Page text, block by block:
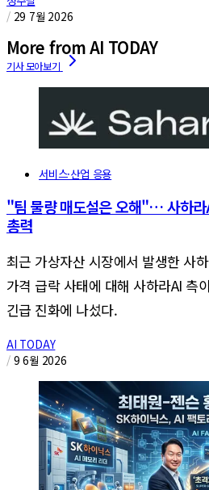
/ 29 7월 2026
More from AI TODAY
서비스·산업 응용
"팀 물량 매도설은 오해"… 사하
총력
최근 가상자산 시장에서 발생한 사
가격 급락 사태에 대해 사하라AI 측
긴급 진화에 나섰다.
AI TODAY
/ 9 6월 2026